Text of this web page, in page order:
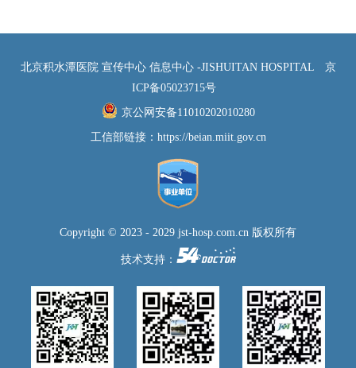
北京积水潭医院 宣传中心 信息中心 -JISHUITAN HOSPITAL
京
ICP备05023715号
京公网安备11010202010280
工信部链接： https://beian.miit.gov.cn
Copyright © 2023 - 2029 jst-hosp.com.cn 版权所有
技术支持：